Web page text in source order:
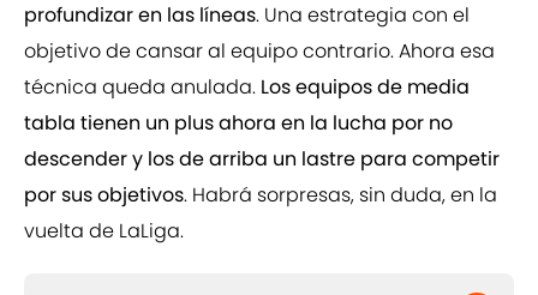
profundizar en las líneas. Una estrategia con el
objetivo de cansar al equipo contrario. Ahora esa
técnica queda anulada. Los equipos de media
tabla tienen un plus ahora en la lucha por no
descender y los de arriba un lastre para competir
por sus objetivos. Habrá sorpresas, sin duda, en la
vuelta de LaLiga.